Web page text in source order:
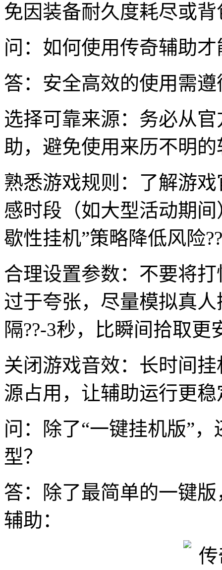
免因装备耐久度耗尽或
问：如何使用传奇辅助
答：安全高效的使用需遵
选择可靠来源：务必从
助，避免使用来历不明
熟悉游戏规则：了解游
感时段（如大型活动期
歇性挂机”策略降低风险??
合理设置参数：不要将
过于夸张，尽量模拟真
隔??-3秒，比瞬间拾取更
关闭游戏音效：长时间
源占用，让辅助运行更稳
问：除了“一键挂机版”
型？
答：除了最简单的一键
辅助：